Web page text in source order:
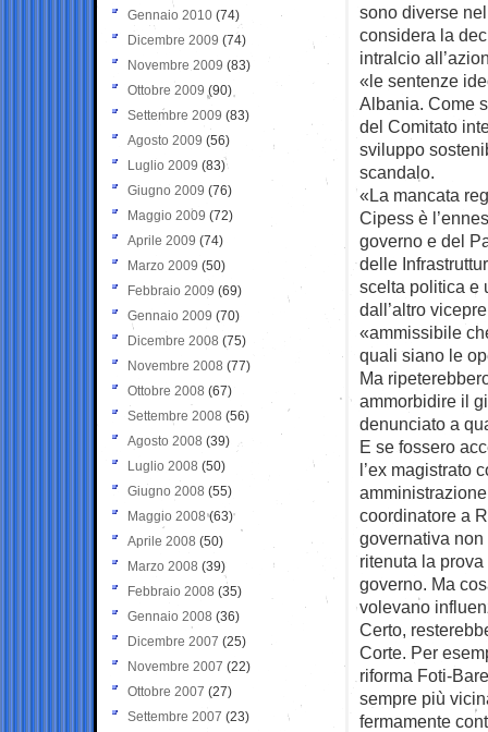
sono diverse
considera la
intralcio
«le sentenze
Albania. Come
del Comitato
sviluppo
scandalo.
«La mancata
Cipess è
governo e del
delle
scelta politica e
dall’altro
«ammissibile
quali siano le
Ma
ammorbidire il
denunciato a
E se fossero
l’ex magistrato
coordinatore a
governativa
ritenuta la
governo. Ma
volevano
Certo,
Corte. Per
riforma Foti-
sempre più
fermamente
Gennaio 2010 (74)
Dicembre 2009 (74)
Novembre 2009 (83)
Ottobre 2009 (90)
Settembre 2009 (83)
Agosto 2009 (56)
Luglio 2009 (83)
Giugno 2009 (76)
Maggio 2009 (72)
Aprile 2009 (74)
Marzo 2009 (50)
Febbraio 2009 (69)
Gennaio 2009 (70)
Dicembre 2008 (75)
Novembre 2008 (77)
Ottobre 2008 (67)
Settembre 2008 (56)
Agosto 2008 (39)
Luglio 2008 (50)
Giugno 2008 (55)
Maggio 2008(63)
Aprile 2008 (50)
Marzo 2008 (39)
Febbraio 2008 (35)
Gennaio 2008 (36)
Dicembre 2007 (25)
Novembre 2007 (22)
Ottobre 2007 (27)
Settembre 2007 (23)